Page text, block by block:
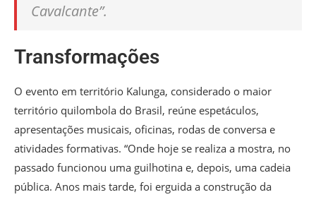
Cavalcante”.
Transformações
O evento em território Kalunga, considerado o maior
território quilombola do Brasil, reúne espetáculos,
apresentações musicais, oficinas, rodas de conversa e
atividades formativas. “Onde hoje se realiza a mostra, no
passado funcionou uma guilhotina e, depois, uma cadeia
pública. Anos mais tarde, foi erguida a construção da